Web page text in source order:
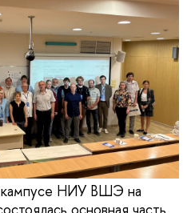
НИУ ВШЭ на